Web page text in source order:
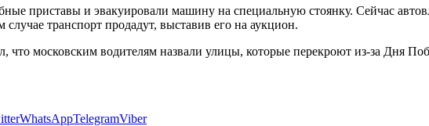
приставы и эвакуировали машину на специальную стоянку. Сейчас
транспорт продадут, выставив его на аукцион.
что московским водителям назвали улицы, которые перекроют из-за Дня
WhatsAppTelegramViber